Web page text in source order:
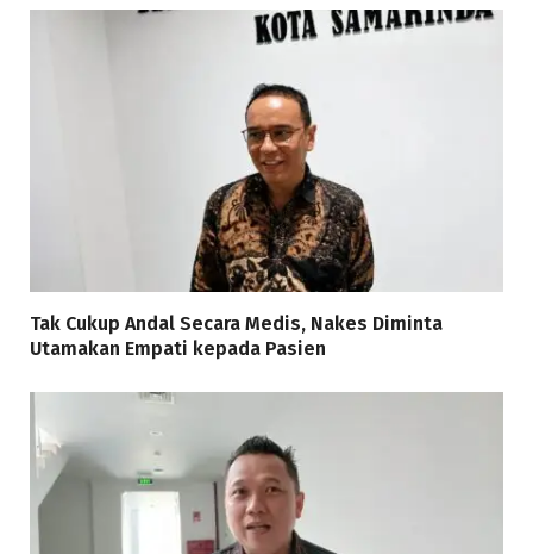
Tak Cukup Andal Secara Medis, Nakes Diminta
Utamakan Empati kepada Pasien